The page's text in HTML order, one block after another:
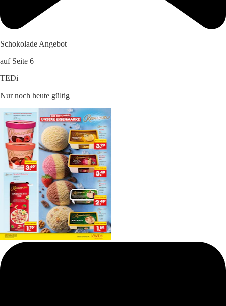
Schokolade Angebot
auf Seite 6
TEDi
Nur noch heute gültig